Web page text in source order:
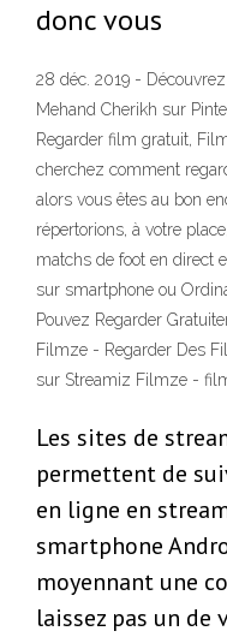
donc vous
28 déc. 2019 -
Mehand Cherikh sur
Regarder film gratuit,
cherchez comment
alors vous êtes au bon
répertorions, à votre
matchs de foot en direct
sur smartphone ou
Pouvez Regarder
Filmze - Regarder Des
sur Streamiz Filmze -
Les sites de
permettent de
en ligne en
smartphone
moyennant une
laissez pas un de